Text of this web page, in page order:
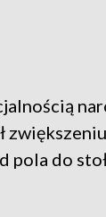
pola do